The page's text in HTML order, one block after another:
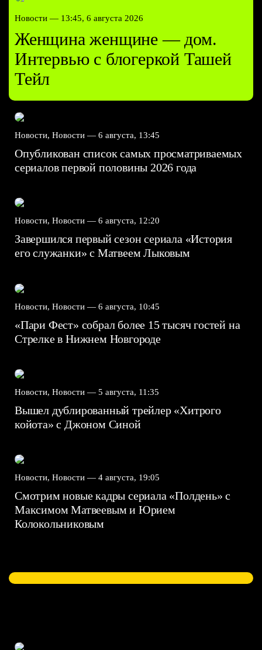
Новости — 13:45, 6 августа 2026
Женщина женщине — дом.
Интервью с блогеркой Ташей
Тейл
Новости, Новости — 6 августа, 13:45
Опубликован список самых просматриваемых
сериалов первой половины 2026 года
Новости, Новости — 6 августа, 12:20
Завершился первый сезон сериала «История
его служанки» с Матвеем Лыковым
Новости, Новости — 6 августа, 10:45
«Пари Фест» собрал более 15 тысяч гостей на
Стрелке в Нижнем Новгороде
Новости, Новости — 5 августа, 11:35
Вышел дублированный трейлер «Хитрого
койота» с Джоном Синой
Новости, Новости — 4 августа, 19:05
Смотрим новые кадры сериала «Полдень» с
Максимом Матвеевым и Юрием
Колокольниковым